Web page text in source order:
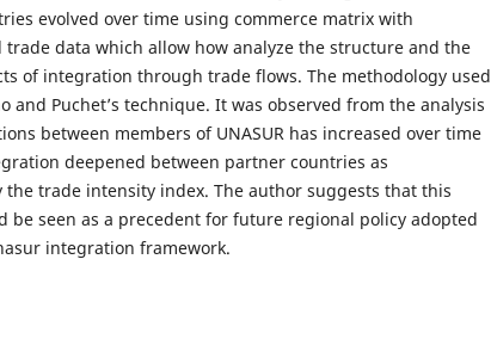
evolved over time using commerce matrix with
data which allow how analyze the structure and the
of integration through trade flows. The methodology used
and Puchet’s technique. It was observed from the analysis
between members of UNASUR has increased over time
deepened between partner countries as
the trade intensity index. The author suggests that this
be seen as a precedent for future regional policy adopted
integration framework.